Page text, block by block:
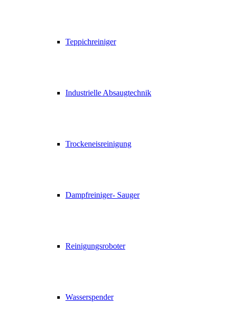
Teppichreiniger
Industrielle Absaugtechnik
Trockeneisreinigung
Dampfreiniger- Sauger
Reinigungsroboter
Wasserspender